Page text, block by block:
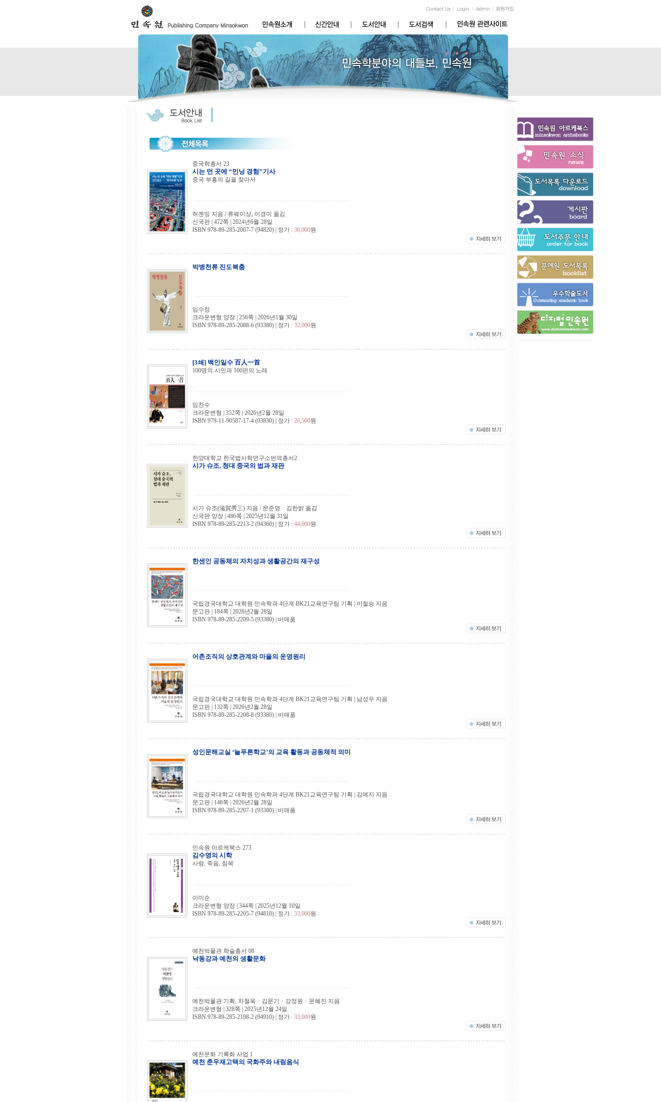
중국학총서 23
시는 먼 곳에 “민닝 경험”기사
중국 부흥의 길을 찾아서
허젠밍 지음 / 류웨이상, 이경미 옮김
신국판 | 472쪽 | 2024년6월 28일
ISBN 978-89-285-2007-7 (94820) | 정가 : 36,000원
박병천류 진도북춤
임수정
크라운변형 양장 | 256쪽 | 2026년1월 30일
ISBN 978-89-285-2088-6 (93380) | 정가 : 32,000원
[3쇄] 백인일수 百人一首
100명의 시인과 100편의 노래
임찬수
크라운변형 | 352쪽 | 2026년2월 28일
ISBN 979-11-90587-17-4 (03830) | 정가 : 26,500원
한양대학교 한국법사학연구소번역총서2
시가 슈조, 청대 중국의 법과 재판
시가 슈조(滋賀秀三) 지음 / 문준영ㆍ김한밝 옮김
신국판 양장 | 486쪽 | 2025년12월 31일
ISBN 978-89-285-2213-2 (94360) | 정가 : 44,000원
한센인 공동체의 자치성과 생활공간의 재구성
국립경국대학교 대학원 민속학과 4단계 BK21교육연구팀 기획 | 이철승 지음
문고판 | 184쪽 | 2026년2월 28일
ISBN 978-89-285-2209-5 (93380) | 비매품
어촌조직의 상호관계와 마을의 운영원리
국립경국대학교 대학원 민속학과 4단계 BK21교육연구팀 기획 | 남성우 지음
문고판 | 132쪽 | 2026년2월 28일
ISBN 978-89-285-2208-8 (93380) | 비매품
성인문해교실 ‘늘푸른학교’의 교육 활동과 공동체적 의미
국립경국대학교 대학원 민속학과 4단계 BK21교육연구팀 기획 | 김예지 지음
문고판 | 148쪽 | 2026년2월 28일
ISBN 978-89-285-2207-1 (93380) | 비매품
민속원 아르케북스 273
김수영의 시학
사랑, 죽음, 침묵
이미순
크라운변형 양장 | 344쪽 | 2025년12월 10일
ISBN 978-89-285-2205-7 (94810) | 정가 : 33,000원
예천박물관 학술총서 08
낙동강과 예천의 생활문화
예천박물관 기획, 차철욱ㆍ김문기ㆍ강정원ㆍ문혜진 지음
크라운변형 | 328쪽 | 2025년12월 24일
ISBN 978-89-285-2198-2 (94910) | 정가 : 33,000원
예천문화 기록화 사업 1
예천 춘우재고택의 국화주와 내림음식